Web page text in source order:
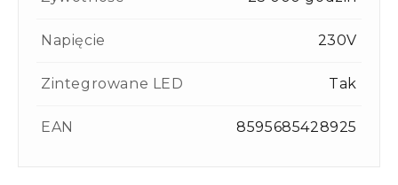
Napięcie 230V
Zintegrowane LED Tak
EAN 8595685428925